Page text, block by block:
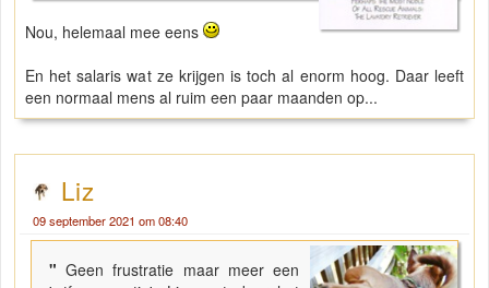
Nou, helemaal mee eens
En het salaris wat ze krijgen is toch al enorm hoog. Daar leeft
een normaal mens al ruim een paar maanden op...
Liz
09 september 2021 om 08:40
"Geen frustratie maar meer een